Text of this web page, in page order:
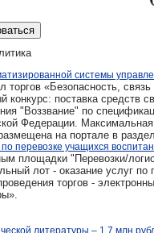
системы
торгов «Безопасность,
конкурс: поставка средств
"Воззвание" по
Федерации.
на портале в
по перевозке учащихся
площадки "Перевозки/
лот - оказание услуг
торгов -
литературы – 1,7 млн